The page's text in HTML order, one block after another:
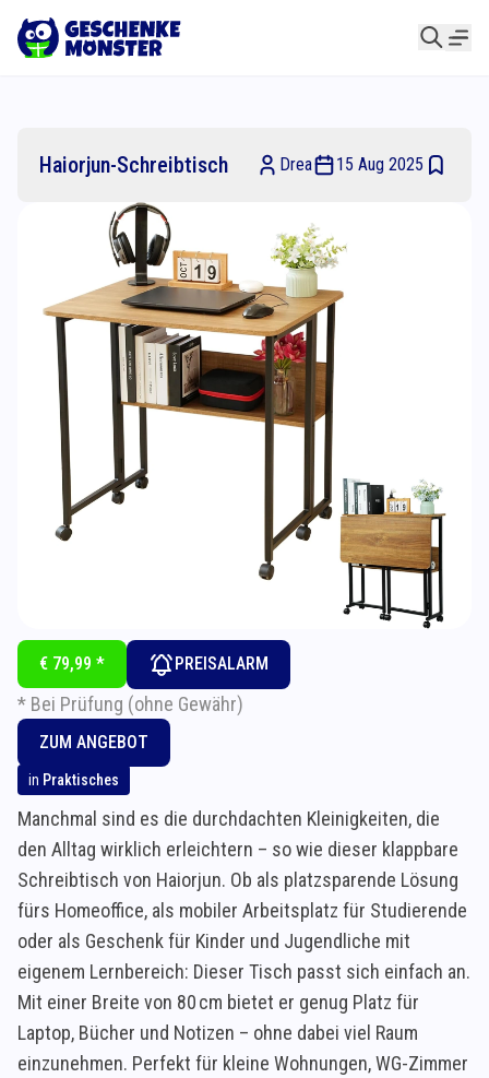
Haiorjun-Schreibtisch Drea 15 Aug 2025
€ 79,99 * PREISALARM
* Bei Prüfung (ohne Gewähr)
ZUM ANGEBOT
in Praktisches
Manchmal sind es die durchdachten Kleinigkeiten, die
den Alltag wirklich erleichtern – so wie dieser klappbare
Schreibtisch von Haiorjun. Ob als platzsparende Lösung
fürs Homeoffice, als mobiler Arbeitsplatz für Studierende
oder als Geschenk für Kinder und Jugendliche mit
eigenem Lernbereich: Dieser Tisch passt sich einfach an.
Mit einer Breite von 80 cm bietet er genug Platz für
Laptop, Bücher und Notizen – ohne dabei viel Raum
einzunehmen. Perfekt für kleine Wohnungen, WG-Zimmer